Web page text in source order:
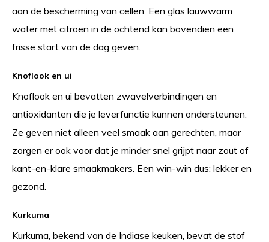
aan de bescherming van cellen. Een glas lauwwarm
water met citroen in de ochtend kan bovendien een
frisse start van de dag geven.
Knoflook en ui
Knoflook en ui bevatten zwavelverbindingen en
antioxidanten die je leverfunctie kunnen ondersteunen.
Ze geven niet alleen veel smaak aan gerechten, maar
zorgen er ook voor dat je minder snel grijpt naar zout of
kant-en-klare smaakmakers. Een win-win dus: lekker en
gezond.
Kurkuma
Kurkuma, bekend van de Indiase keuken, bevat de stof